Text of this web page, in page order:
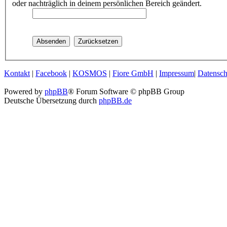
oder nachträglich in deinem persönlichen Bereich geändert.
Kontakt | Facebook | KOSMOS | Fiore GmbH | Impressum|
Powered by phpBB® Forum Software © phpBB Group
Deutsche Übersetzung durch phpBB.de